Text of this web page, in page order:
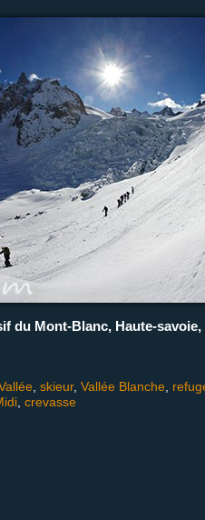
du Mont-Blanc, Haute-savoie,
skieur, Vallée Blanche
crevasse